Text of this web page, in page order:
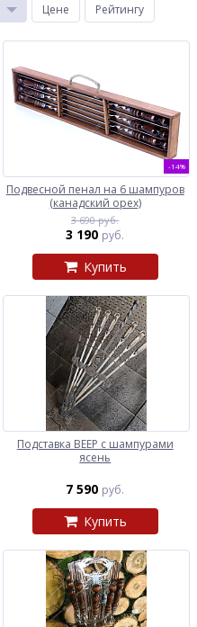
Цене Рейтингу
-14%
Подвесной пенал на 6 шампуров
(канадский орех)
3 690 руб.
3 190 руб.
Купить
Подставка ВЕЕР с шампурами
ясень
7 590 руб.
Купить